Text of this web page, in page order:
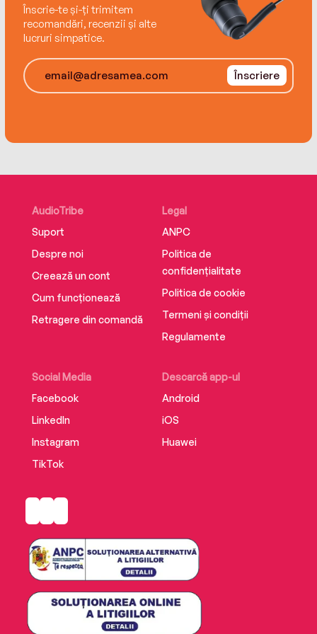
Înscrie-te și-ți trimitem
recomandări, recenzii și alte
lucruri simpatice.
Înscriere
AudioTribe
Suport
Despre noi
Creează un cont
Cum funcționează
Retragere din comandă
Social Media
Facebook
LinkedIn
Instagram
TikTok
Descarcă app-ul
Android
iOS
Huawei
Legal
ANPC
Politica de
confidențialitate
Politica de cookie
Termeni și condiții
Regulamente